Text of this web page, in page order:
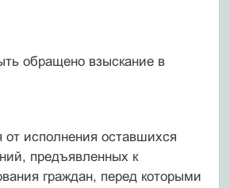
обращено взыскание в
исполнения оставшихся
предъявленных к
граждан, перед которыми